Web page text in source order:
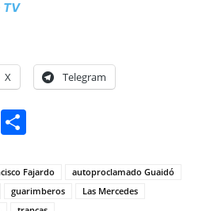
TV
X Telegram
Email
Fajardo
autoproclamado Guaidó
guarimberos
Las Mercedes